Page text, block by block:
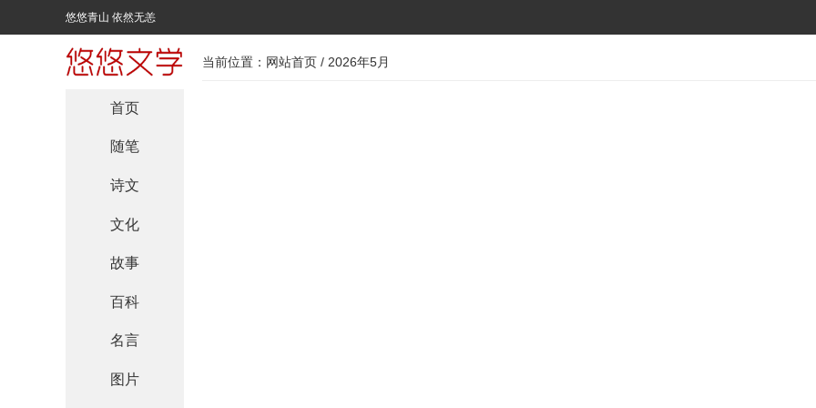
悠悠青山 依然无恙
当前位置： 网站首页 / 2026年5月
首页
随笔
诗文
文化
故事
百科
名言
图片